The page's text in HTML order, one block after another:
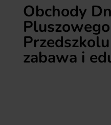
Obchody
zabawa i